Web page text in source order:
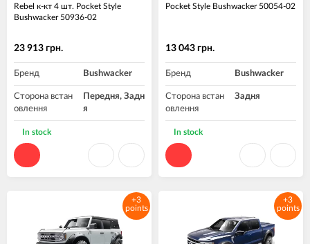
Rebel к-кт 4 шт. Pocket Style
Bushwacker 50936-02
23 913 грн.
Бренд Bushwacker
Сторона встан
овлення
Передня, Задн
я
Матеріал
In stock
Pocket Style Bushwacker 50054-02
13 043 грн.
Бренд Bushwacker
Сторона встан
овлення
Задня
Матеріал
In stock
+3
points
+3
points